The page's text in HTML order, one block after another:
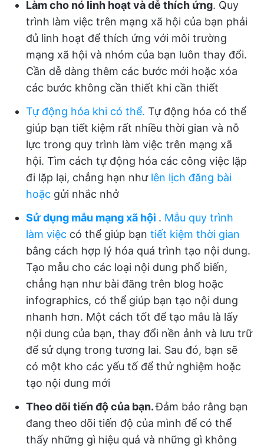
Làm cho nó linh hoạt và dễ thích ứng. Quy
trình làm việc trên mạng xã hội của bạn phải
đủ linh hoạt để thích ứng với môi trường
mạng xã hội và nhóm của bạn luôn thay đổi.
Cần dễ dàng thêm các bước mới hoặc xóa
các bước không cần thiết khi cần thiết
Tự động hóa khi có thể. Tự động hóa có thể
giúp bạn tiết kiệm rất nhiều thời gian và nỗ
lực trong quy trình làm việc trên mạng xã
hội. Tìm cách tự động hóa các công việc lặp
đi lặp lại, chẳng hạn như lên lịch đăng bài
hoặc gửi nhắc nhở
Sử dụng mẫu mạng xã hội . Mẫu quy trình
làm việc có thể giúp bạn tiết kiệm thời gian
bằng cách hợp lý hóa quá trình tạo nội dung.
Tạo mẫu cho các loại nội dung phổ biến,
chẳng hạn như bài đăng trên blog hoặc
infographics, có thể giúp bạn tạo nội dung
nhanh hơn. Một cách tốt để tạo mẫu là lấy
nội dung của bạn, thay đổi nền ảnh và lưu trữ
để sử dụng trong tương lai. Sau đó, bạn sẽ
có một kho các yếu tố để thử nghiệm hoặc
tạo nội dung mới
Theo dõi tiến độ của bạn.Đảm bảo rằng bạn
đang theo dõi tiến độ của mình để có thể
thấy những gì hiệu quả và những gì không